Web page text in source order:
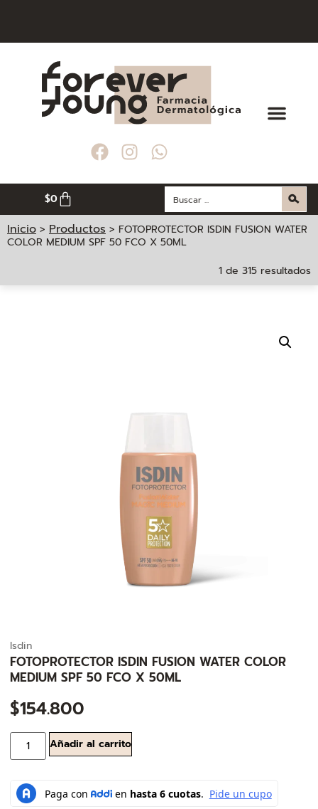
$0
Inicio > Productos > FOTOPROTECTOR ISDIN FUSION WATER
COLOR MEDIUM SPF 50 FCO X 50ML
1 de 315 resultados
Isdin
FOTOPROTECTOR ISDIN FUSION WATER COLOR
MEDIUM SPF 50 FCO X 50ML
$154.800
Añadir al carrito